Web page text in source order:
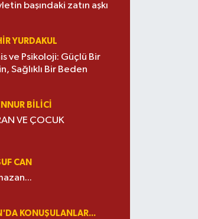
başındaki zatın aşkı
YURDAKUL
ve Psikoloji: Güçlü Bir
Sağlıklı Bir Beden
BİLİCİ
VE ÇOCUK
CAN
KONUŞULANLAR...